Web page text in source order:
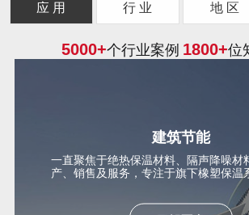
应 用 行 业 地 区
5000+个行业案例 1800+位
建筑节能
一直聚焦于绝热保温材料、隔声降噪材
产、销售及服务，专注于旗下橡塑保温
保温系统、UPVC外保护系统、复合风